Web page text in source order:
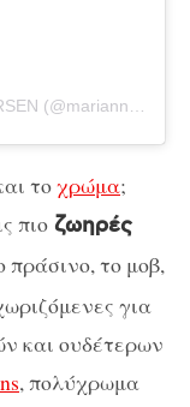
A post shared by MARIANNE THEODORSEN (@marianne_theodorsen)
τοχρώμα;
πιο ζωηρές
πράσινο, το μοβ,
για
και ουδέτερων
, πολύχρωμα